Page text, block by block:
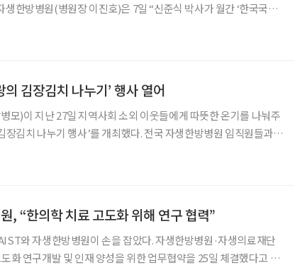
생한방병원(병원장 이진호)은 7일 “신준식 박사가 월간 ‘한국국보
김장김치 나누기’ 행사 열어
모)이 지난 27일 지역사회 소외 이웃들에게 따뜻한 온기를 나눠주
행사’를 개최했다. 전국 자생한방병원 임직원들과
, “한의학 치료 고도화 위해 연구 협력”
와 자생한방병원이 손을 잡았다. 자생한방병원·자생의료재단
화 연구개발 및 인재 양성을 위한 업무협약을 25일 체결했다고 밝